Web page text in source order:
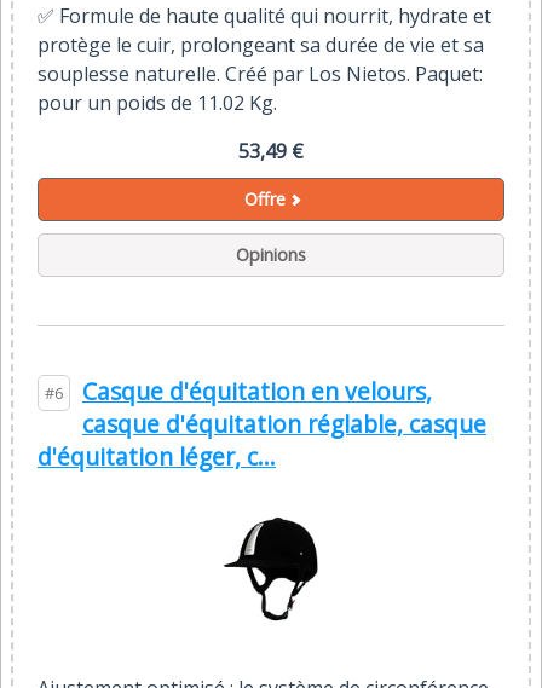
✅ Formule de haute qualité qui nourrit, hydrate et
protège le cuir, prolongeant sa durée de vie et sa
souplesse naturelle. Créé par Los Nietos. Paquet:
pour un poids de 11.02 Kg.
53,49 €
Offre
Opinions
#6
Casque d'équitation en velours,
casque d'équitation réglable, casque
d'équitation léger, c...